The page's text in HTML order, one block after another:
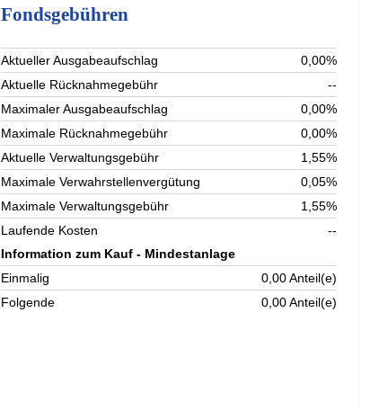
Fondsgebühren
Aktueller Ausgabeaufschlag
0,00%
Aktuelle Rücknahmegebühr
--
Maximaler Ausgabeaufschlag
0,00%
Maximale Rücknahmegebühr
0,00%
Aktuelle Verwaltungsgebühr
1,55%
Maximale Verwahrstellenvergütung
0,05%
Maximale Verwaltungsgebühr
1,55%
Laufende Kosten
--
Information zum Kauf - Mindestanlage
Einmalig
0,00 Anteil(e)
Folgende
0,00 Anteil(e)